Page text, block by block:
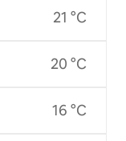
21 °C
20 °C
16 °C